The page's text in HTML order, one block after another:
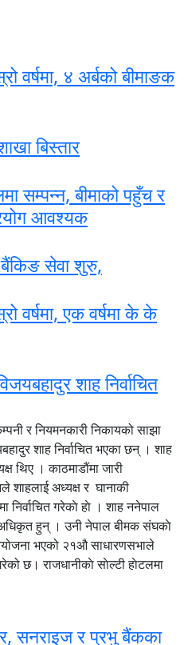
वर्षमा, ४ अर्बको बीमाङक
बिस्तार
सम्पन्न, बीमाको पहुँच र
आवश्यक
बैंकिङ सेवा शुरु,
वर्षमा, एक वर्षमा के के
शाह निर्वाचित
र नियमनकारी निकायको साझा
शाह निर्वाचित भएका छन् । शाह
। काठमाडौंमा जारी
अध्यक्ष र घानाकी
निर्वाचित गरेकाे हाे । शाह ननेपाल
अधिकृत हुन् । उनी नेपाल बीमक संघकाे
भएको २१औ साधारणसभाले
छ। राजधानीकाे साेल्टी हाेटलमा
सनराइज र प्रभु बैंकका